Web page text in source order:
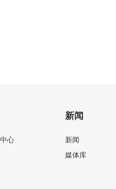
心
新闻
新闻
媒体库